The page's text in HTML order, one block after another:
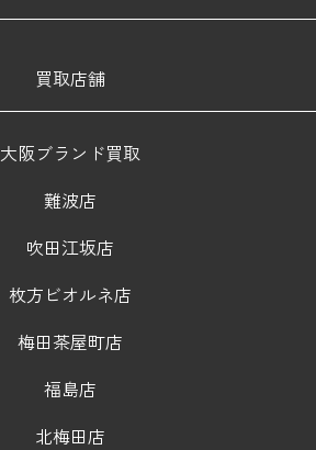
買取店舗
大阪ブランド買取
難波店
吹田江坂店
枚方ビオルネ店
梅田茶屋町店
福島店
北梅田店